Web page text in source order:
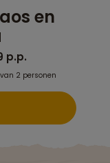
en
p.p.
2 personen